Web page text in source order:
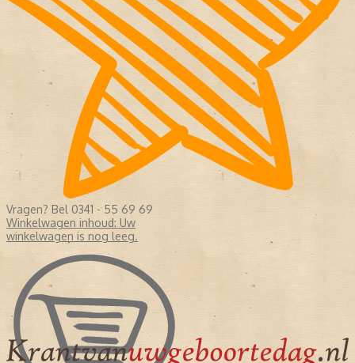
Vragen? Bel 0341 - 55 69 69
Winkelwagen inhoud: Uw
winkelwagen is nog leeg.